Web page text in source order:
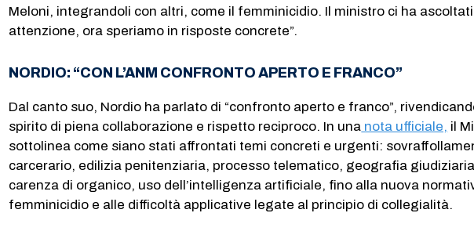
Meloni, integrandoli con altri, come il femminicidio. Il ministro ci ha
attenzione, ora speriamo in risposte concrete”.
NORDIO: “CON L’ANM CONFRONTO APERTO E FRANCO”
Dal canto suo, Nordio ha parlato di “confronto aperto e franco”,
spirito di piena collaborazione e rispetto reciproco. In una nota ufficiale, il
sottolinea come siano stati affrontati temi concreti e urgenti:
carcerario, edilizia penitenziaria, processo telematico, geografia
carenza di organico, uso dell’intelligenza artificiale, fino alla nuova
femminicidio e alle difficoltà applicative legate al principio di collegialità.